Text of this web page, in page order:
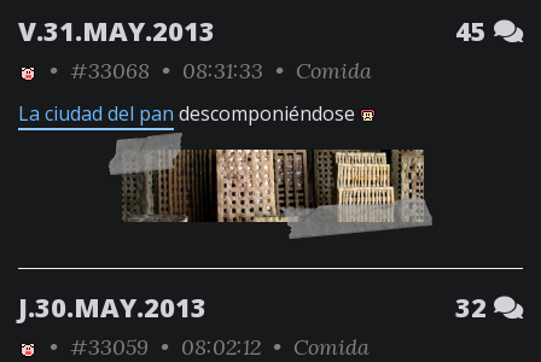
V.31.MAY.2013 45
• #33068 • 08:31:33 • Comida
La ciudad del pan descomponiéndose
J.30.MAY.2013 32
• #33059 • 08:02:12 • Comida